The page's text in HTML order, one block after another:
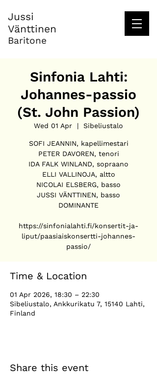
Jussi
Vänttinen
Baritone
Sinfonia Lahti:
Johannes-passio
(St. John Passion)
Wed 01 Apr
  |
Sibeliustalo
SOFI JEANNIN, kapellimestari
PETER DAVOREN, tenori
IDA FALK WINLAND, sopraano
ELLI VALLINOJA, altto
NICOLAI ELSBERG, basso
JUSSI VÄNTTINEN, basso
DOMINANTE
https://sinfonialahti.fi/konsertit-ja-
liput/paasiaiskonsertti-johannes-
passio/
Time & Location
01 Apr 2026, 18:30 – 22:30
Sibeliustalo, Ankkurikatu 7, 15140 Lahti,
Finland
Share this event